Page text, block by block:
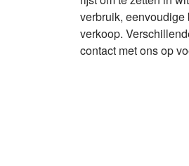
verbruik,
verkoop.
contact met ons op